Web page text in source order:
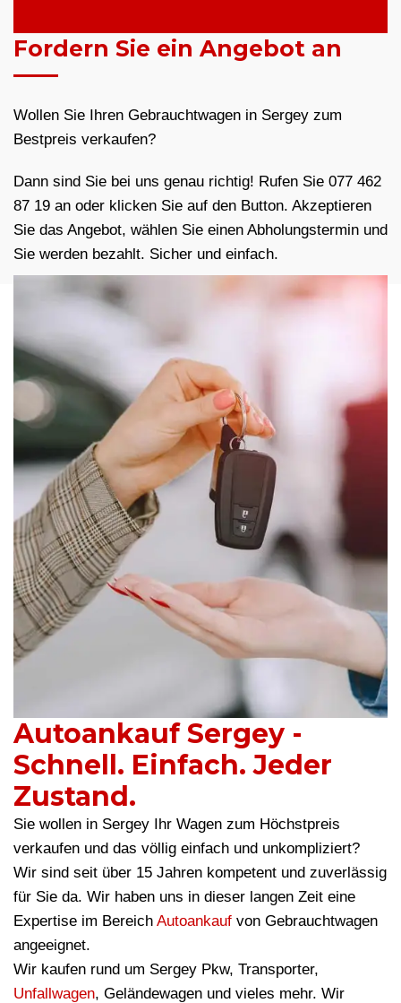
Fordern Sie ein Angebot an
Wollen Sie Ihren Gebrauchtwagen in Sergey zum
Bestpreis verkaufen?
Dann sind Sie bei uns genau richtig! Rufen Sie 077 462
87 19 an oder klicken Sie auf den Button. Akzeptieren
Sie das Angebot, wählen Sie einen Abholungstermin und
Sie werden bezahlt. Sicher und einfach.
Autoankauf Sergey -
Schnell. Einfach. Jeder
Zustand.
Sie wollen in Sergey Ihr Wagen zum Höchstpreis
verkaufen und das völlig einfach und unkompliziert?
Wir sind seit über 15 Jahren kompetent und zuverlässig
für Sie da. Wir haben uns in dieser langen Zeit eine
Expertise im Bereich Autoankauf von Gebrauchtwagen
angeeignet.
Wir kaufen rund um Sergey Pkw, Transporter,
Unfallwagen, Geländewagen und vieles mehr. Wir